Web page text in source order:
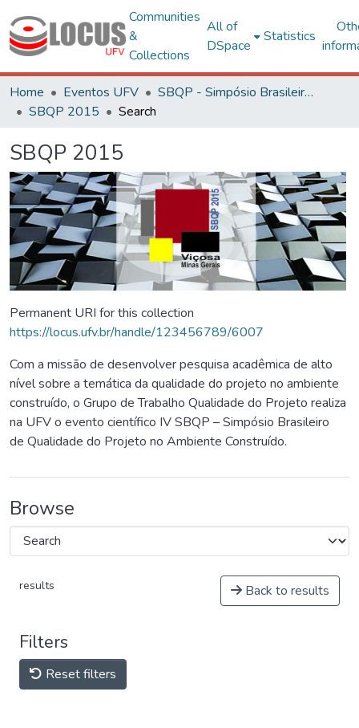
Communities
&
Collections
All of
DSpace
Statistics
Home Eventos UFV
SBQP - Simpósio Brasileiro de Qualidade do Projeto no Ambiente Construído
SBQP 2015
Search
SBQP 2015
Permanent URI for this collection
https://locus.ufv.br/handle/123456789/6007
Com a missão de desenvolver pesquisa acadêmica de alto
nível sobre a temática da qualidade do projeto no ambiente
construído, o Grupo de Trabalho Qualidade do Projeto realiza
na UFV o evento científico IV SBQP – Simpósio Brasileiro
de Qualidade do Projeto no Ambiente Construído.
Browse
results Back to results
Filters
Reset filters